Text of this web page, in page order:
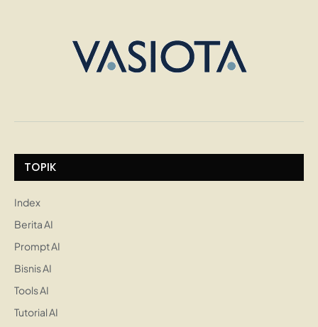
TOPIK
Index
Berita AI
Prompt AI
Bisnis AI
Tools AI
Tutorial AI